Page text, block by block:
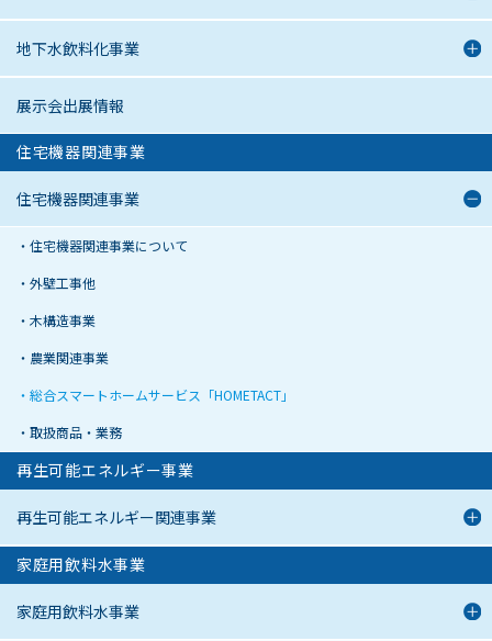
地下水飲料化事業
展示会出展情報
住宅機器関連事業
住宅機器関連事業
住宅機器関連事業について
外壁工事他
木構造事業
農業関連事業
総合スマートホームサービス「HOMETACT」
取扱商品・業務
再生可能エネルギー事業
再生可能エネルギー関連事業
家庭用飲料水事業
家庭用飲料水事業